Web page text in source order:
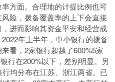
方面。合理地的计提比例也可
险，拨备覆盖率的上下会直接
进而影响其资金平安和经营成
年上半年，中小银行的拨备
看，2家银行超越了600%5家
行在200%以下，差别明显。另
均分布在江苏、浙江两省。已